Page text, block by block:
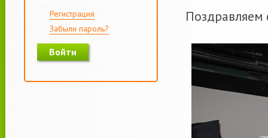
Регистрация
Забыли пароль?